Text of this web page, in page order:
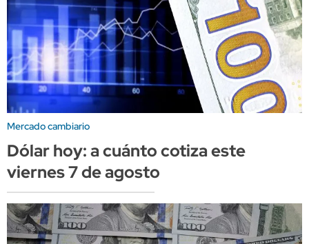
Mercado cambiario
Dólar hoy: a cuánto cotiza este
viernes 7 de agosto